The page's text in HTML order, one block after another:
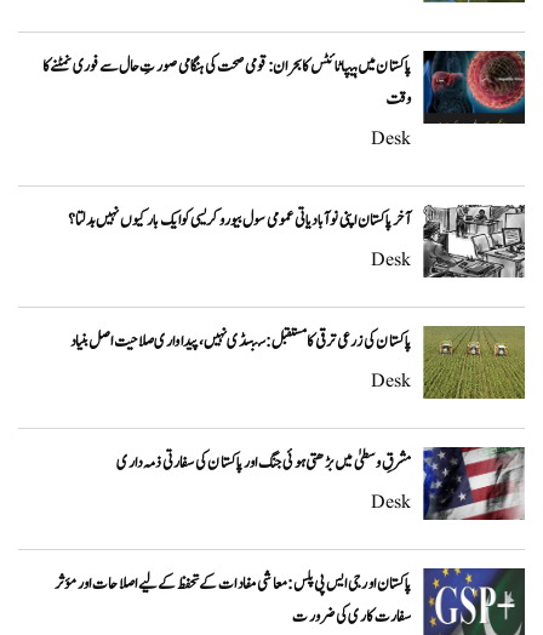
پاکستان میں ہیپاٹائٹس کا بحران: قومی صحت کی ہنگامی صورتِ حال سے فوری نمٹنے کا
وقت
Desk
آخر پاکستان اپنی نوآبادیاتی عمومی سول بیوروکریسی کو ایک بار کیوں نہیں بدلتا؟
Desk
پاکستان کی زرعی ترقی کا مستقبل: سبسڈی نہیں، پیداواری صلاحیت اصل بنیاد
Desk
مشرقِ وسطیٰ میں بڑھتی ہوئی جنگ اور پاکستان کی سفارتی ذمہ داری
Desk
پاکستان اور جی ایس پی پلس: معاشی مفادات کے تحفظ کے لیے اصلاحات اور مؤثر
سفارت کاری کی ضرورت